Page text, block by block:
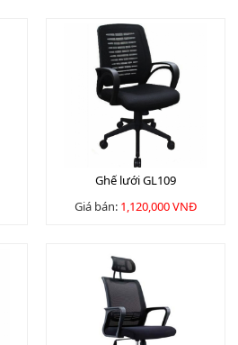
Ghế lưới GL109
Giá bán: 1,120,000 VNĐ